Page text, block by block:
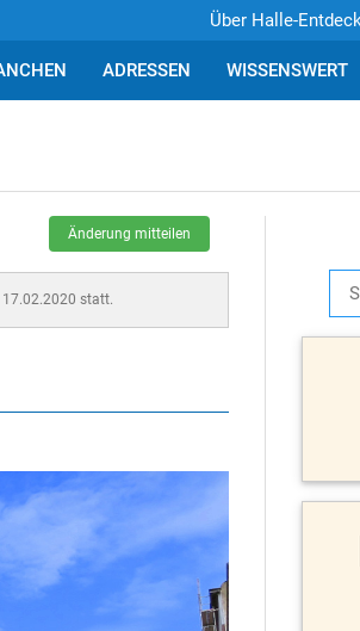
Über Halle-
ADRESSEN WISSENSWERT
Änderung mitteilen
statt.